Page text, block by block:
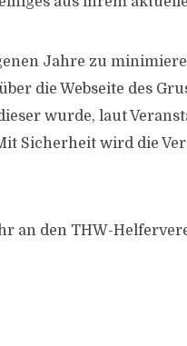
Jahre zu
die Webseite des
wurde, laut
Sicherheit wird die
an den THW-